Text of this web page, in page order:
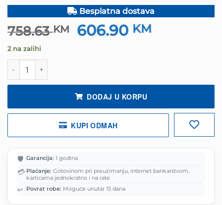
Besplatna dostava
758.63KM
Izvorna
cijena
606.90 KM
2 na zalihi
Stolica SHARKOON OfficePal C40, Comfortable and
DODAJ U KORPU
KUPI ODMAH
🛡️ Garancija: 1 godina
💳 Plaćanje: Gotovinom pri preuzimanju, internet bankarstvom,
karticama jednokratno i na rate
↩️ Povrat robe: Moguće unutar 15 dana